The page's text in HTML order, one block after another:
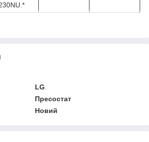
LG
Пресостат
Новий